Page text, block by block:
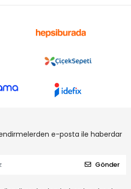
e-posta ile haberdar
Gönder